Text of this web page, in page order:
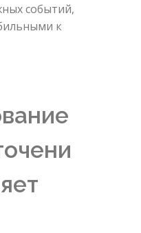
событий,
к